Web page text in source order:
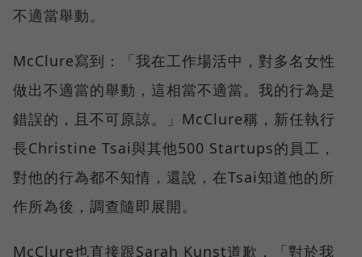
不適當舉動。
McClure寫到：「我在工作場活中，對多名女性
做出不適當的舉動，這相當不適當。我的行為是
錯誤的，且不可原諒。」McClure稱，新任執行
長Christine Tsai與其他500 Startups的員工，
對他的行為都不知情，還說，在Tsai知道他的所
作所為後，調查隨即展開。
McClure也直接跟Sarah Kunst道歉，「對於我